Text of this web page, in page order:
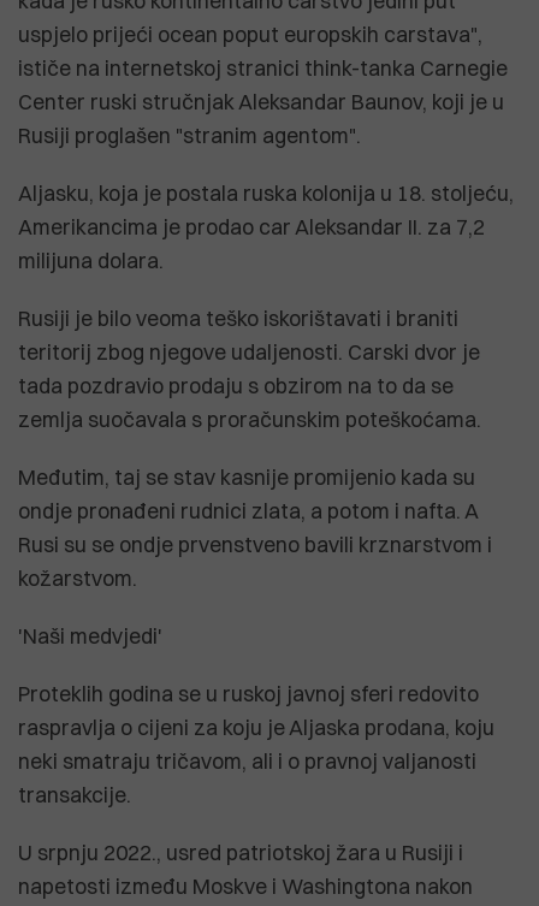
uspjelo prijeći ocean poput europskih carstava",
ističe na internetskoj stranici think-tanka Carnegie
Center ruski stručnjak Aleksandar Baunov, koji je u
Rusiji proglašen "stranim agentom".
Aljasku, koja je postala ruska kolonija u 18. stoljeću,
Amerikancima je prodao car Aleksandar II. za 7,2
milijuna dolara.
Rusiji je bilo veoma teško iskorištavati i braniti
teritorij zbog njegove udaljenosti. Carski dvor je
tada pozdravio prodaju s obzirom na to da se
zemlja suočavala s proračunskim poteškoćama.
Međutim, taj se stav kasnije promijenio kada su
ondje pronađeni rudnici zlata, a potom i nafta. A
Rusi su se ondje prvenstveno bavili krznarstvom i
kožarstvom.
'Naši medvjedi'
Proteklih godina se u ruskoj javnoj sferi redovito
raspravlja o cijeni za koju je Aljaska prodana, koju
neki smatraju tričavom, ali i o pravnoj valjanosti
transakcije.
U srpnju 2022., usred patriotskoj žara u Rusiji i
napetosti između Moskve i Washingtona nakon